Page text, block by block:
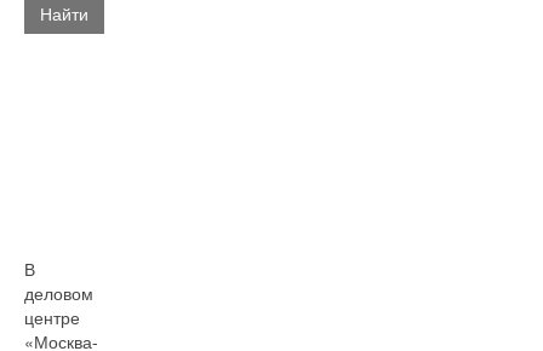
Найти
В
деловом
центре
«Москва-